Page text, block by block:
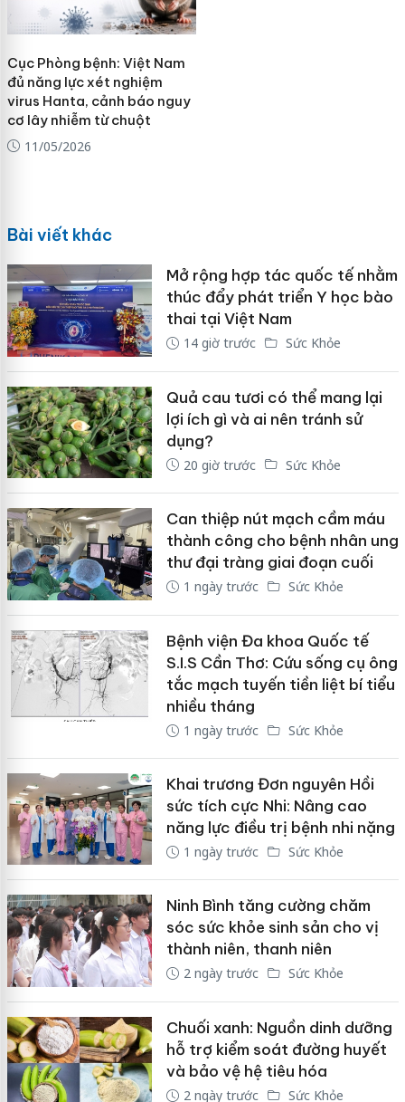
Cục Phòng bệnh: Việt Nam
đủ năng lực xét nghiệm
virus Hanta, cảnh báo nguy
cơ lây nhiễm từ chuột
11/05/2026
Bài viết khác
Mở rộng hợp tác quốc tế nhằm
thúc đẩy phát triển Y học bào
thai tại Việt Nam
14 giờ trước Sức Khỏe
Quả cau tươi có thể mang lại
lợi ích gì và ai nên tránh sử
dụng?
20 giờ trước Sức Khỏe
Can thiệp nút mạch cầm máu
thành công cho bệnh nhân ung
thư đại tràng giai đoạn cuối
1 ngày trước Sức Khỏe
Bệnh viện Đa khoa Quốc tế
S.I.S Cần Thơ: Cứu sống cụ ông
tắc mạch tuyến tiền liệt bí tiểu
nhiều tháng
1 ngày trước Sức Khỏe
Khai trương Đơn nguyên Hồi
sức tích cực Nhi: Nâng cao
năng lực điều trị bệnh nhi nặng
1 ngày trước Sức Khỏe
Ninh Bình tăng cường chăm
sóc sức khỏe sinh sản cho vị
thành niên, thanh niên
2 ngày trước Sức Khỏe
Chuối xanh: Nguồn dinh dưỡng
hỗ trợ kiểm soát đường huyết
và bảo vệ hệ tiêu hóa
2 ngày trước Sức Khỏe